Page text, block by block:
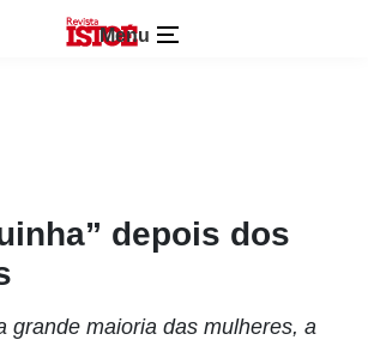
Menu
depois dos
grande maioria das mulheres, a